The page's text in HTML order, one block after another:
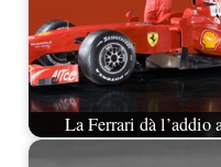
La Ferrari dà l’addio